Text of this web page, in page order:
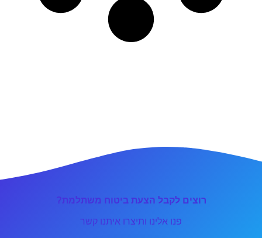
רוצים לקבל הצעת ביטוח משתלמת?
פנו אלינו ותיצרו איתנו קשר